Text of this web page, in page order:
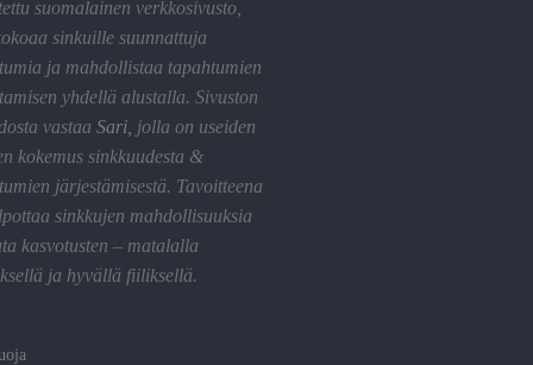
suomalainen verkkosivusto,
sinkuille suunnattuja
ja mahdollistaa tapahtumien
yhdellä alustalla. Sivuston
vastaa Sari, jolla on useiden
kokemus sinkkuudesta &
järjestämisestä. Tavoitteena
sinkkujen mahdollisuuksia
kasvotusten – matalalla
ja hyvällä fiiliksellä.